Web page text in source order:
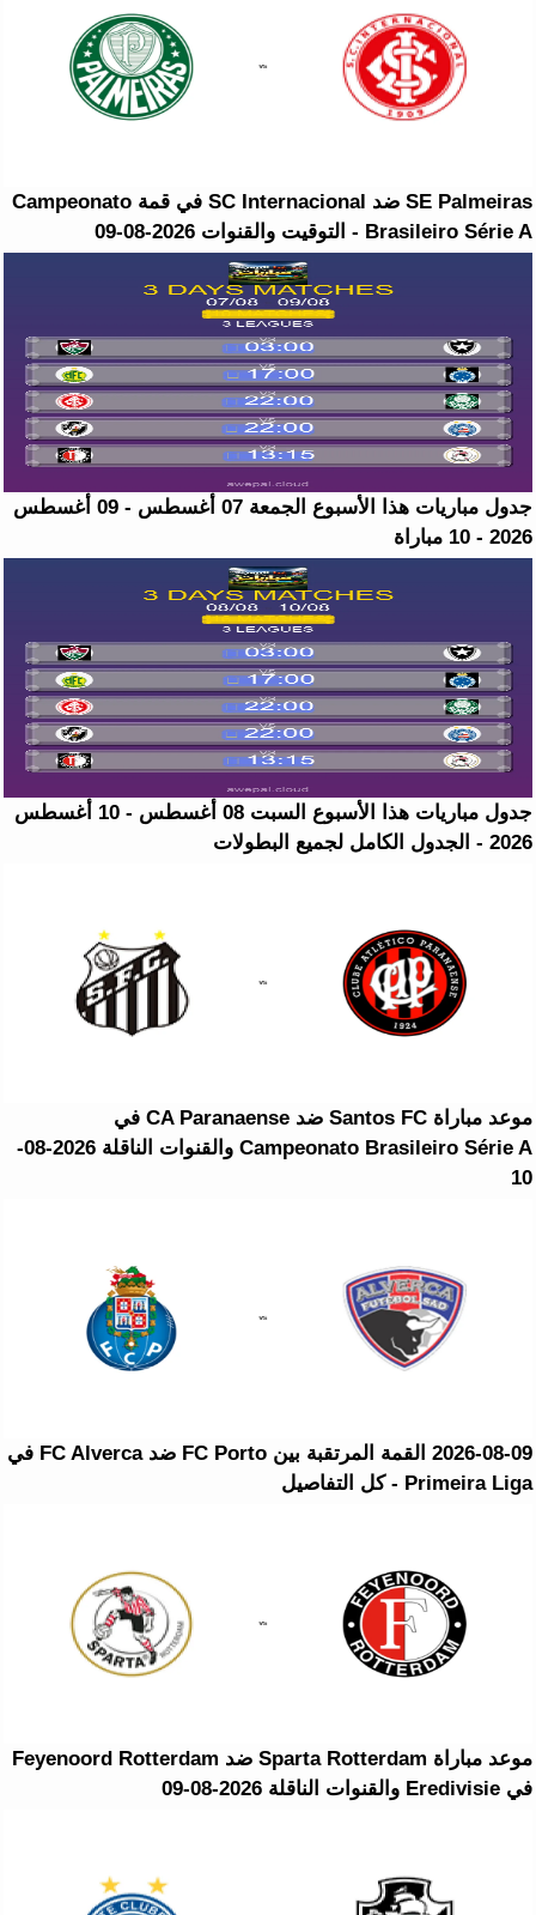
SE Palmeiras ضد SC Internacional في قمة Campeonato
Brasileiro Série A - التوقيت والقنوات 2026-08-09
جدول مباريات هذا الأسبوع الجمعة 07 أغسطس - 09 أغسطس
2026 - 10 مباراة
جدول مباريات هذا الأسبوع السبت 08 أغسطس - 10 أغسطس
2026 - الجدول الكامل لجميع البطولات
موعد مباراة Santos FC ضد CA Paranaense في
Campeonato Brasileiro Série A والقنوات الناقلة 2026-08-
10
2026-08-09 القمة المرتقبة بين FC Porto ضد FC Alverca في
Primeira Liga - كل التفاصيل
موعد مباراة Sparta Rotterdam ضد Feyenoord Rotterdam
في Eredivisie والقنوات الناقلة 2026-08-09